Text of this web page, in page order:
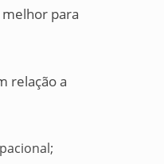
para
relação a